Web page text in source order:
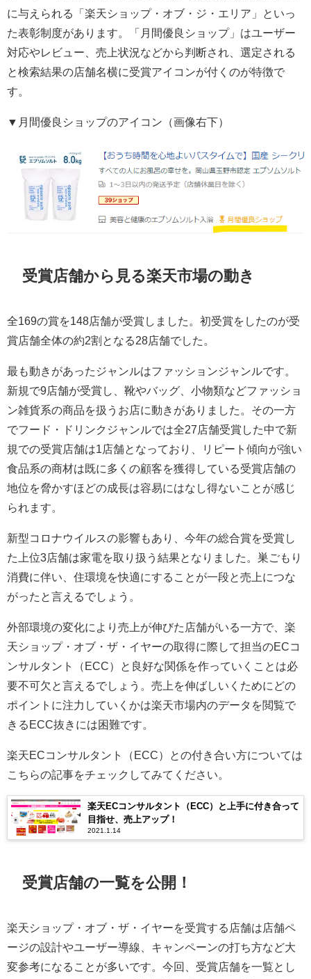
に与えられる「楽天ショップ・オブ・ジ・エリア」といっ
た表彰制度があります。「月間優良ショップ」はユーザー
対応やレビュー、売上状況などから判断され、選定される
と検索結果の店舗名横に受賞アイコンが付くのが特徴で
す。
▼月間優良ショップのアイコン（画像右下）
受賞店舗から見る楽天市場の動き
全169の賞を148店舗が受賞しました。初受賞をしたのが受
賞店舗全体の約2割となる28店舗でした。
最も動きがあったジャンルはファッションジャンルです。
新規で9店舗が受賞し、靴やバッグ、小物類などファッショ
ン雑貨系の商品を扱うお店に動きがありました。その一方
でフード・ドリンクジャンルでは全27店舗受賞した中で新
規での受賞店舗は1店舗となっており、リピート傾向が強い
食品系の商材は既に多くの顧客を獲得している受賞店舗の
地位を脅かすほどの成長は容易にはなし得ないことが感じ
られます。
新型コロナウイルスの影響もあり、今年の総合賞を受賞し
た上位3店舗は家電を取り扱う結果となりました。巣ごもり
消費に伴い、住環境を快適にすることが一段と売上につな
がったと言えるでしょう。
外部環境の変化により売上が伸びた店舗がいる一方で、楽
天ショップ・オブ・ザ・イヤーの取得に際して担当のECコ
ンサルタント（ECC）と良好な関係を作っていくことは必
要不可欠と言えるでしょう。売上を伸ばしいくためにどの
ポイントに注力していくかは楽天市場内のデータを閲覧で
きるECC抜きには困難です。
楽天ECコンサルタント（ECC）との付き合い方については
こちらの記事をチェックしてみてください。
楽天ECコンサルタント（ECC）と上手に付き合って
目指せ、売上アップ！
2021.1.14
受賞店舗の一覧を公開！
楽天ショップ・オブ・ザ・イヤーを受賞する店舗は店舗ペ
ージの設計やユーザー導線、キャンペーンの打ち方など大
変参考になることが多いです。今回、受賞店舗を一覧とし